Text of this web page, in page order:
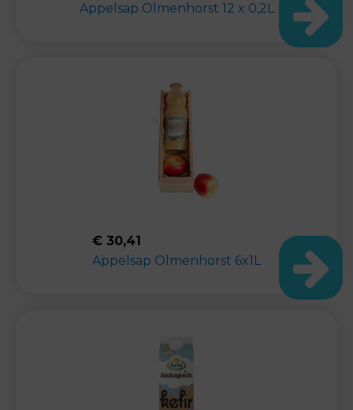
Appelsap Olmenhorst 12 x 0,2L
€ 30,41
Appelsap Olmenhorst 6x1L